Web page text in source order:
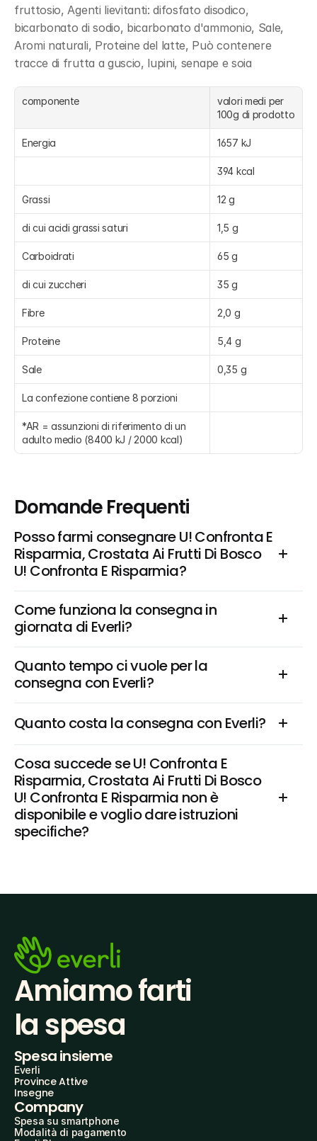
fruttosio, Agenti lievitanti: difosfato disodico,
bicarbonato di sodio, bicarbonato d'ammonio, Sale,
Aromi naturali, Proteine del latte, Può contenere
tracce di frutta a guscio, lupini, senape e soia
componente
valori medi per
100g di prodotto
Energia 1657 kJ
394 kcal
Grassi 12 g
di cui acidi grassi saturi 1,5 g
Carboidrati 65 g
di cui zuccheri 35 g
Fibre 2,0 g
Proteine 5,4 g
Sale 0,35 g
La confezione contiene 8 porzioni
*AR = assunzioni di riferimento di un
adulto medio (8400 kJ / 2000 kcal)
Domande Frequenti
Posso farmi consegnare U! Confronta E
Risparmia, Crostata Ai Frutti Di Bosco
U! Confronta E Risparmia?
Come funziona la consegna in
giornata di Everli?
Quanto tempo ci vuole per la
consegna con Everli?
Quanto costa la consegna con Everli?
Cosa succede se U! Confronta E
Risparmia, Crostata Ai Frutti Di Bosco
U! Confronta E Risparmia non è
disponibile e voglio dare istruzioni
specifiche?
Amiamo farti
la spesa
Spesa insieme
Everli
Province Attive
Insegne
Company
Spesa su smartphone
Modalità di pagamento